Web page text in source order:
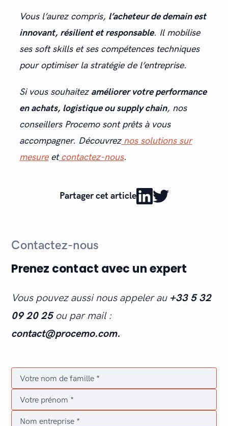
Vous l’aurez compris, l’acheteur de demain est
innovant, résilient et responsable. Il mobilise
ses soft skills et ses compétences techniques
pour optimiser la stratégie de l’entreprise.
Si vous souhaitez améliorer votre performance
en achats, logistique ou supply chain, nos
conseillers Procemo sont prêts à vous
accompagner. Découvreznos solutions sur
mesureetcontactez-nous.
Partager cet article
Contactez-nous
Prenez contact avec un expert
Vous pouvez aussi nous appeler au +33 5 32
09 20 25ou par mail :
contact@procemo.com.